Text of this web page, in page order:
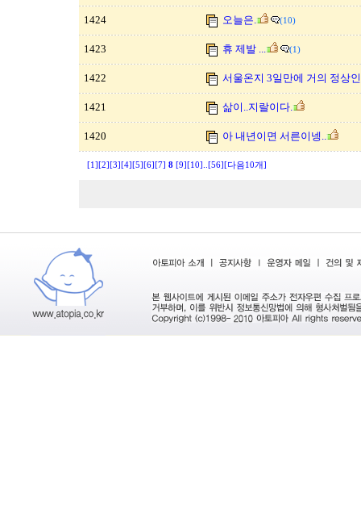
1424 오늘은. (10)
1423 휴 제발 ... (1)
1422 서울온지 3일만에 거의 정상
1421 삶이..지랄이다.
1420 아 내년이면 서른이넹..
[1] [2] [3] [4] [5] [6] [7] 8 [9] [10] [56] [다음10개]